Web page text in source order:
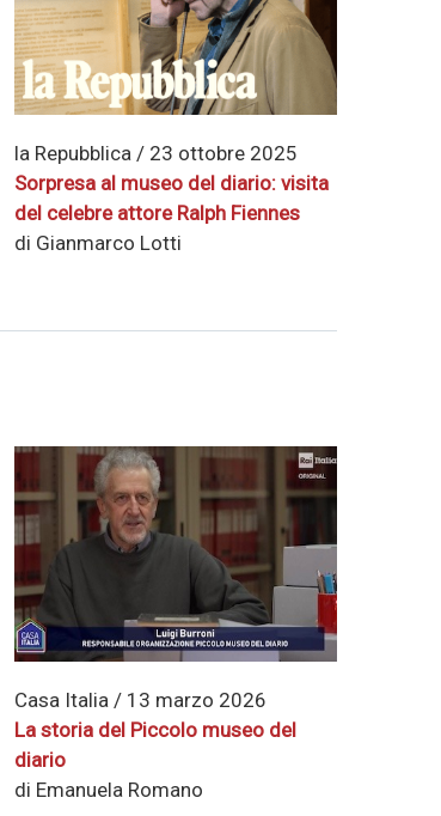
la Repubblica / 23 ottobre 2025
Sorpresa al museo del diario: visita
del celebre attore Ralph Fiennes
di Gianmarco Lotti
Casa Italia / 13 marzo 2026
La storia del Piccolo museo del
diario
di Emanuela Romano